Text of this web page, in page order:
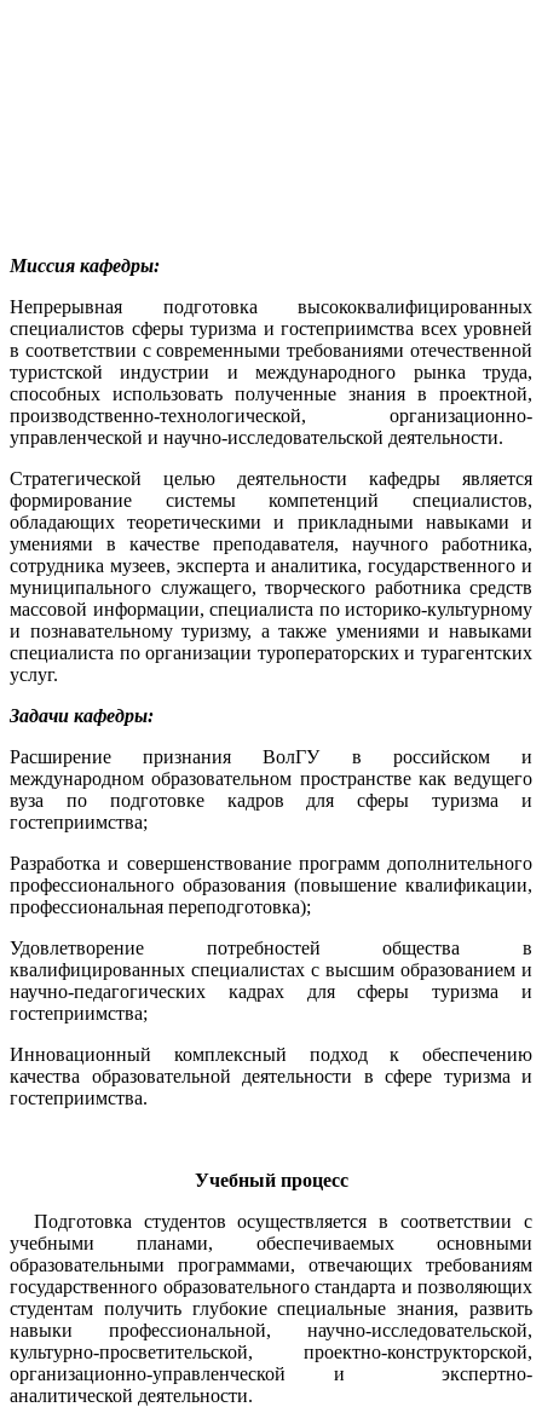
Миссия кафедры:
Непрерывная подготовка высококвалифицированных
специалистов сферы туризма и гостеприимства всех уровней
в соответствии с современными требованиями отечественной
туристской индустрии и международного рынка труда,
способных использовать полученные знания в проектной,
производственно-технологической, организационно-
управленческой и научно-исследовательской деятельности.
Стратегической целью деятельности кафедры является
формирование системы компетенций специалистов,
обладающих теоретическими и прикладными навыками и
умениями в качестве преподавателя, научного работника,
сотрудника музеев, эксперта и аналитика, государственного и
муниципального служащего, творческого работника средств
массовой информации, специалиста по историко-культурному
и познавательному туризму, а также умениями и навыками
специалиста по организации туроператорских и турагентских
услуг.
Задачи кафедры:
Расширение признания ВолГУ в российском и
международном образовательном пространстве как ведущего
вуза по подготовке кадров для сферы туризма и
гостеприимства;
Разработка и совершенствование программ дополнительного
профессионального образования (повышение квалификации,
профессиональная переподготовка);
Удовлетворение потребностей общества в
квалифицированных специалистах с высшим образованием и
научно-педагогических кадрах для сферы туризма и
гостеприимства;
Инновационный комплексный подход к обеспечению
качества образовательной деятельности в сфере туризма и
гостеприимства.
Учебный процесс
Подготовка студентов осуществляется в соответствии с
учебными планами, обеспечиваемых основными
образовательными программами, отвечающих требованиям
государственного образовательного стандарта и позволяющих
студентам получить глубокие специальные знания, развить
навыки профессиональной, научно-исследовательской,
культурно-просветительской, проектно-конструкторской,
организационно-управленческой и экспертно-
аналитической деятельности.